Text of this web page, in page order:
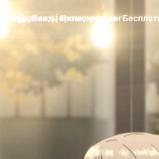
Активировать промокодБлог
Вход | Регистрация